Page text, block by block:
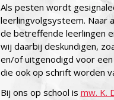
Als pesten wordt
leerlingvolgsysteem. Naar
de betreffende leerlingen
wij daarbij deskundigen,
en/of uitgenodigd voor
die ook op schrift worden
Bij ons op school is mw. K.